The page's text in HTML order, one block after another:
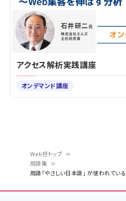
ン
Web担トップ
用語集
用語「やさしい日本語」 が使われてい
アクセス解析実践講座
オンデマンド講座